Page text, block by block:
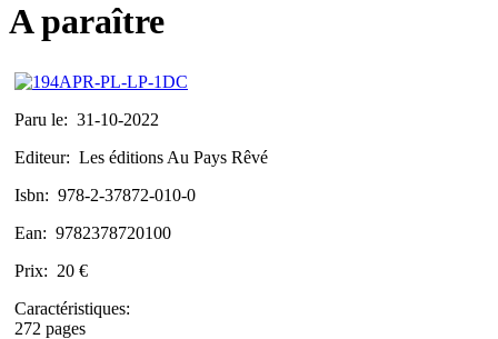
A paraître
Paru le: 31-10-2022
Editeur: Les éditions Au Pays Rêvé
Isbn: 978-2-37872-010-0
Ean: 9782378720100
Prix: 20 €
Caractéristiques:
272 pages